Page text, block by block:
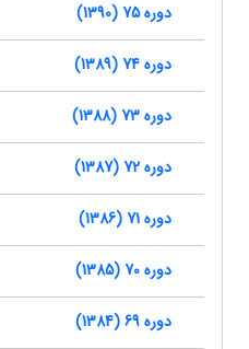
دوره 75 (1390)
دوره 74 (1389)
دوره 73 (1388)
دوره 72 (1387)
دوره 71 (1386)
دوره 70 (1385)
دوره 69 (1384)